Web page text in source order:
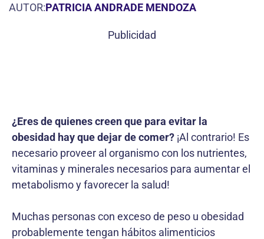
AUTOR:PATRICIA ANDRADE MENDOZA
Publicidad
¿Eres de quienes creen que para evitar la
obesidad hay que dejar de comer? ¡Al contrario! Es
necesario proveer al organismo con los nutrientes,
vitaminas y minerales necesarios para aumentar el
metabolismo y favorecer la salud!
Muchas personas con exceso de peso u obesidad
probablemente tengan hábitos alimenticios